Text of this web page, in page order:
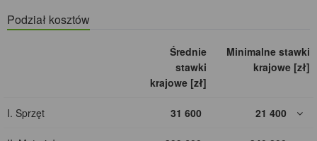
Podział kosztów
Średnie
stawki
krajowe [zł]
Minimalne stawki
krajowe [zł]
I. Sprzęt 31 600 21 400